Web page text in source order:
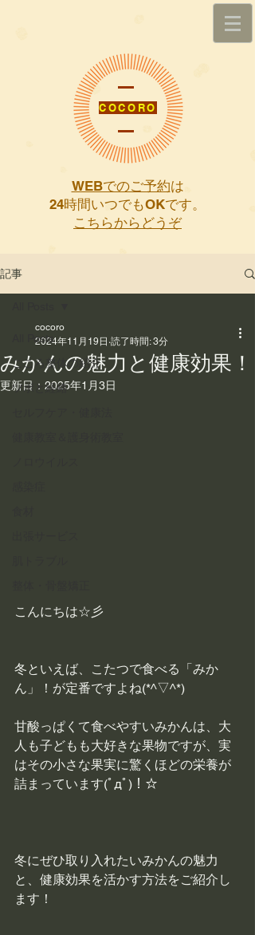
COCORO
WEBでのご予約は
​24時間いつでもOKです。
こちらからどうぞ
記事
All Posts
こころ整体の紹介
ツボと経絡
みかんの魅力と健康効果！
cocoro
2024年11月19日 読了時間: 3分
更新日： 2025年1月3日
こんにちは☆彡
冬といえば、こたつで食べる「みか
ん」！が定番ですよね(*^▽^*)
甘酸っぱくて食べやすいみかんは、大
人も子どもも大好きな果物ですが、実
はその小さな果実に驚くほどの栄養が
詰まっています(ﾟдﾟ)！☆
冬にぜひ取り入れたいみかんの魅力
と、健康効果を活かす方法をご紹介し
ます！